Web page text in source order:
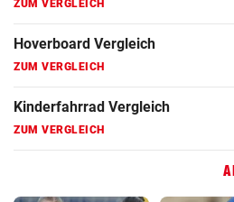
ZUM VERGLEICH
Hoverboard Vergleich
ZUM VERGLEICH
Kinderfahrrad Vergleich
ZUM VERGLEICH